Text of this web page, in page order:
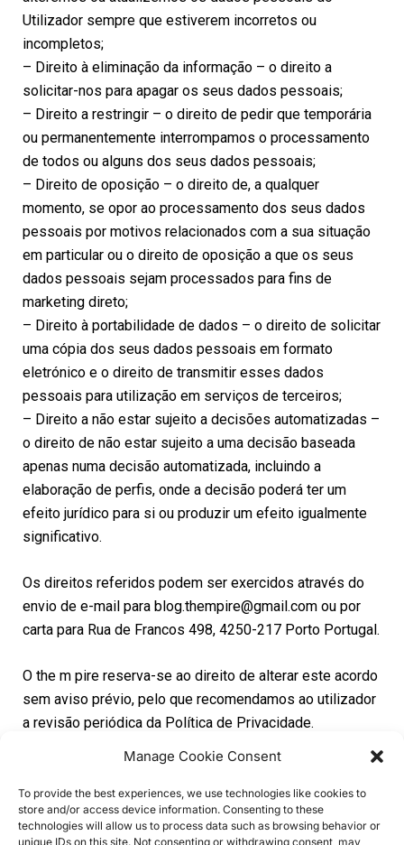
Manage Cookie Consent
To provide the best experiences, we use technologies like cookies to
store and/or access device information. Consenting to these
technologies will allow us to process data such as browsing behavior or
unique IDs on this site. Not consenting or withdrawing consent, may
Utilizador sempre que estiverem incorretos ou
incompletos;
– Direito à eliminação da informação – o direito a
solicitar-nos para apagar os seus dados pessoais;
– Direito a restringir – o direito de pedir que temporária
ou permanentemente interrompamos o processamento
de todos ou alguns dos seus dados pessoais;
– Direito de oposição – o direito de, a qualquer
momento, se opor ao processamento dos seus dados
pessoais por motivos relacionados com a sua situação
em particular ou o direito de oposição a que os seus
dados pessoais sejam processados para fins de
marketing direto;
– Direito à portabilidade de dados – o direito de solicitar
uma cópia dos seus dados pessoais em formato
eletrónico e o direito de transmitir esses dados
pessoais para utilização em serviços de terceiros;
– Direito a não estar sujeito a decisões automatizadas –
o direito de não estar sujeito a uma decisão baseada
apenas numa decisão automatizada, incluindo a
elaboração de perfis, onde a decisão poderá ter um
efeito jurídico para si ou produzir um efeito igualmente
significativo.
Os direitos referidos podem ser exercidos através do
envio de e-mail para blog.thempire@gmail.com ou por
carta para Rua de Francos 498, 4250-217 Porto Portugal.
O the m pire reserva-se ao direito de alterar este acordo
sem aviso prévio, pelo que recomendamos ao utilizador
a revisão periódica da Política de Privacidade.